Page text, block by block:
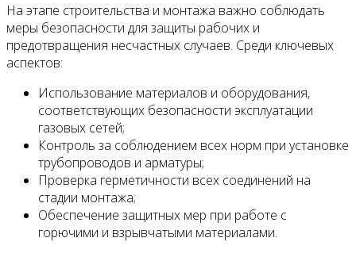
На этапе строительства и монтажа важно соблюдать
меры безопасности для защиты рабочих и
предотвращения несчастных случаев. Среди ключевых
аспектов:
Использование материалов и оборудования,
соответствующих безопасности эксплуатации
газовых сетей;
Контроль за соблюдением всех норм при установке
трубопроводов и арматуры;
Проверка герметичности всех соединений на
стадии монтажа;
Обеспечение защитных мер при работе с
горючими и взрывчатыми материалами.